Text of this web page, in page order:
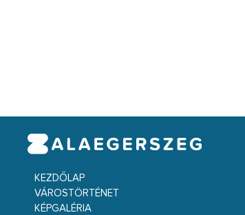
KEZDŐLAP
VÁROSTÖRTÉNET
KÉPGALÉRIA